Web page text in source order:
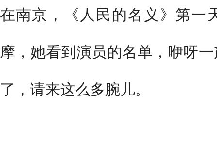
在南京，《人民的名义》第一
摩，她看到演员的名单，咿呀
了，请来这么多腕儿。